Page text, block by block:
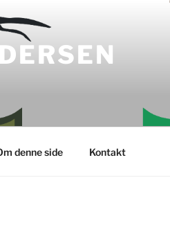
denne side Kontakt